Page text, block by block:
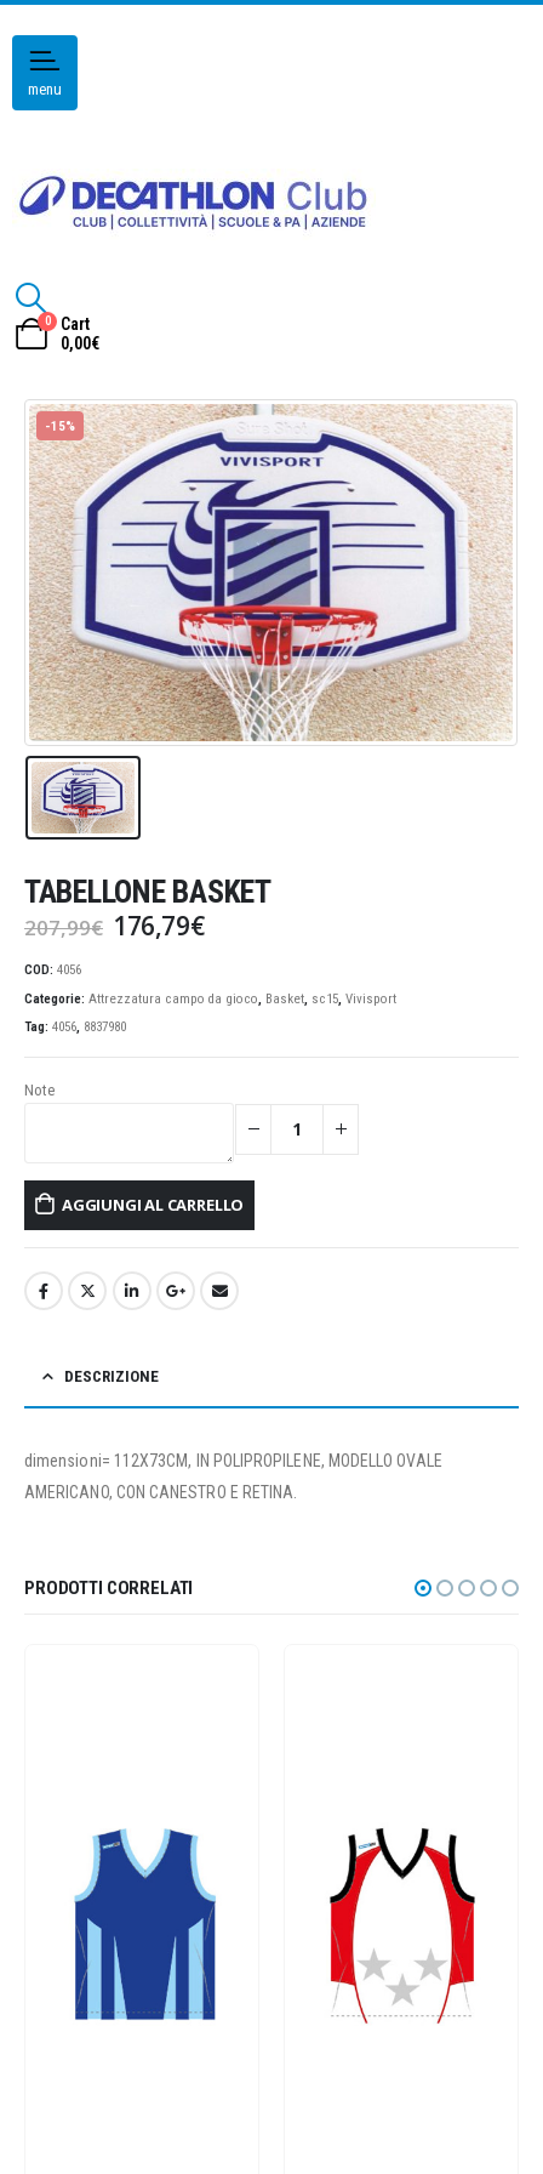
menu
0
Cart
0,00€
-15%
TABELLONE BASKET
207,99€ Il
prezzo
era:
207,99€.
176,79€Il
è:
COD: 4056
Categorie: Attrezzatura campo da gioco Basket sc15 Vivisport
Tag: 4056, 8837980
Note
AGGIUNGI AL CARRELLO
DESCRIZIONE
dimensioni= 112X73CM, IN POLIPROPILENE, MODELLO OVALE
AMERICANO, CON CANESTRO E RETINA.
PRODOTTI CORRELATI